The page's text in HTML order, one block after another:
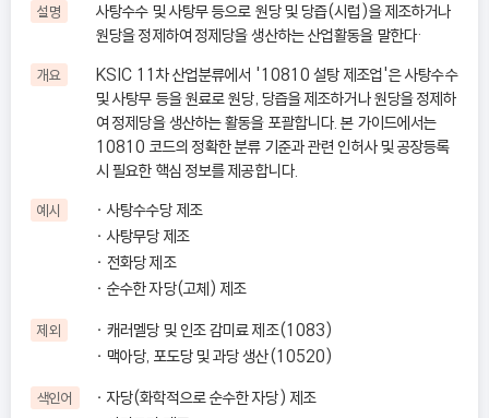
설명
사탕수수 및 사탕무 등으로 원당 및 당즙(시럽)을 제조하거나
원당을 정제하여 정제당을 생산하는 산업활동을 말한다·
개요
KSIC 11차 산업분류에서 '10810 설탕 제조업'은 사탕수수
및 사탕무 등을 원료로 원당, 당즙을 제조하거나 원당을 정제하
여 정제당을 생산하는 활동을 포괄합니다. 본 가이드에서는
10810 코드의 정확한 분류 기준과 관련 인허사 및 공장등록
시 필요한 핵심 정보를 제공합니다.
예시
사탕수수당 제조
사탕무당 제조
전화당 제조
순수한 자당(고체) 제조
제외
캐러멜당 및 인조 감미료 제조(1083)
맥아당, 포도당 및 과당 생산(10520)
색인어
자당(화학적으로 순수한 자당) 제조